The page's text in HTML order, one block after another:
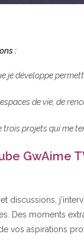
:
je développe
de vie, de
trois projets qui me
GwAime
discussions,
Des moments
vos aspirations